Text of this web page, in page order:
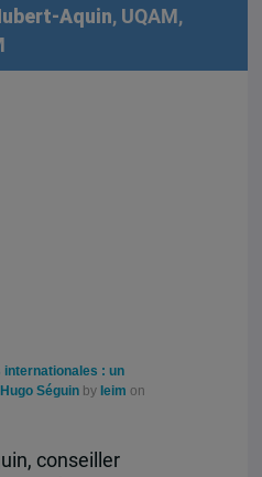
Aquin, UQAM,
: un
Séguinby Ieim on
conseiller